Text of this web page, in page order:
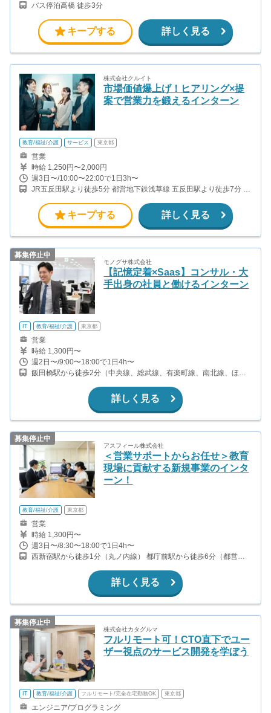
バス停泊高橋 徒歩3分
キープする 詳しく見る
株式会社クルイト
市場価値爆上げ！ヒアリング×提
案で営業力を鍛えるインターン
教育/福祉/介護 サービス 東京都
営業
時給 1,250円〜2,000円
週3日〜/10:00〜22:00で1日3h〜
JR五反田駅より徒歩5分 都営地下鉄浅草線 五反田駅より徒歩7分 東
キープする 詳しく見る
募集停止中
モノグサ株式会社
【記憶定着×Saas】コンサル・大
手出身の社員と働けるインターン
IT 教育/福祉/介護 東京都
営業
時給 1,300円〜
週2日〜/9:00〜18:00で1日4h〜
飯田橋駅から徒歩2分（中央線、総武線、有楽町線、南北線、ほ
詳しく見る
募集停止中
アスフィール株式会社
＜営業サポートからお任せ＞教育
現場に貢献する新規事業のインタ
ーン！
教育/福祉/介護 東京都
営業
時給 1,300円〜
週3日〜/8:30〜18:00で1日4h〜
西新宿駅から徒歩1分（丸ノ内線） 都庁前駅から徒歩6分（都営大
詳しく見る
募集停止中
株式会社カタグルマ
フルリモート可！CTO直下でユー
ザー視点のサービス開発を学ぼう
IT 教育/福祉/介護 フルリモート/完全在宅勤務OK 東京都
エンジニア/プログラミング